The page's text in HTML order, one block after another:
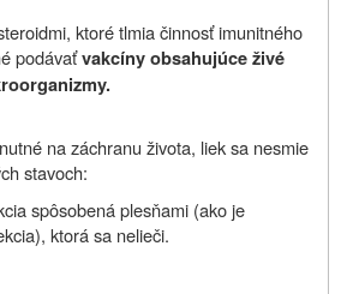
ktoré tlmia činnosť imunitného
podávaťvakcíny obsahujúce živé
na záchranu života, liek sa nesmie
stavoch:
spôsobená plesňami (ako je
ktorá sa nelieči.